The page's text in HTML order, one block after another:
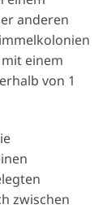
anderen
einem
von 1
zwischen